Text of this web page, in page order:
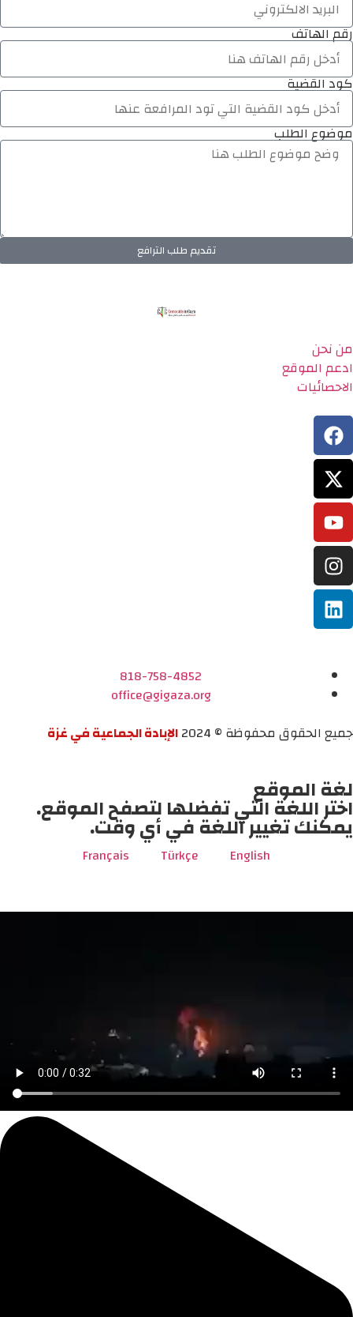
رقم الهاتف
كود القضية
موضوع الطلب
تقديم طلب الترافع
من نحن
ادعم الموقع
الاحصائيات
818-758-4852
office@gigaza.org
جميع الحقوق محفوظة © 2024
الإبادة الجماعية في غزة
لغة الموقع
اختر اللغة التي تفضلها لتصفح الموقع.
يمكنك تغيير اللغة في أي وقت.
English
Türkçe
Français